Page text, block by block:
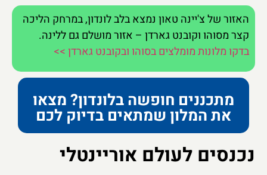
האזור של צ'יינה טאון נמצא בלב לונדון, במרחק הליכה
קצר מסוהו וקובנט גארדן – אזור מושלם גם ללינה.
בדקו מלונות מומלצים בסוהו ובקובנט גארדן >>
מתכננים חופשה בלונדון? מצאו
את המלון שמתאים בדיוק לכם
נכנסים לעולם אוריינטלי